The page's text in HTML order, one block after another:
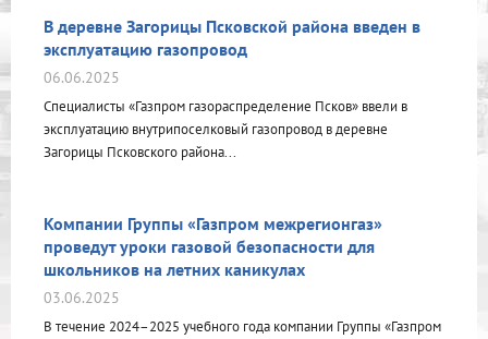
В деревне Загорицы Псковской района введен в
эксплуатацию газопровод
06.06.2025
Специалисты «Газпром газораспределение Псков» ввели в
эксплуатацию внутрипоселковый газопровод в деревне
Загорицы Псковского района...
Компании Группы «Газпром межрегионгаз»
проведут уроки газовой безопасности для
школьников на летних каникулах
03.06.2025
В течение 2024–2025 учебного года компании Группы «Газпром